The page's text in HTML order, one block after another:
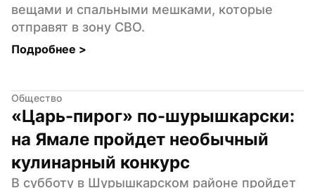
вещами и спальными мешками, которые
отправят в зону СВО.
Подробнее >
Общество
«Царь-пирог» по-шурышкарски:
на Ямале пройдет необычный
кулинарный конкурс
В субботу в Шурышкарском районе пройдет